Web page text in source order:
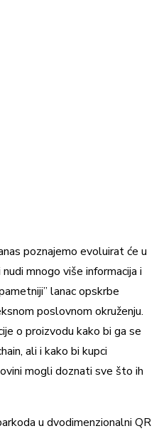
poznajemo evoluirat će u
mnogo više informacija i
lanac opskrbe
poslovnom okruženju.
o proizvodu kako bi ga se
ali i kako bi kupci
mogli doznati sve što ih
u dvodimenzionalni QR